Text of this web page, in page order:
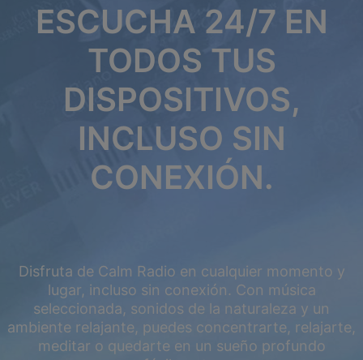
ESCUCHA 24/7 EN
TODOS TUS
DISPOSITIVOS,
INCLUSO SIN
CONEXIÓN.
Disfruta de Calm Radio en cualquier momento y
lugar, incluso sin conexión. Con música
seleccionada, sonidos de la naturaleza y un
ambiente relajante, puedes concentrarte, relajarte,
meditar o quedarte en un sueño profundo